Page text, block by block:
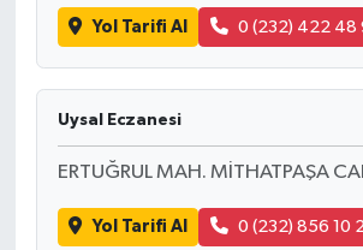
Yol Tarifi Al 0 (232) 422 48
Uysal Eczanesi
ERTUĞRUL MAH. MİTHATPAŞA
Yol Tarifi Al 0 (232) 856 10